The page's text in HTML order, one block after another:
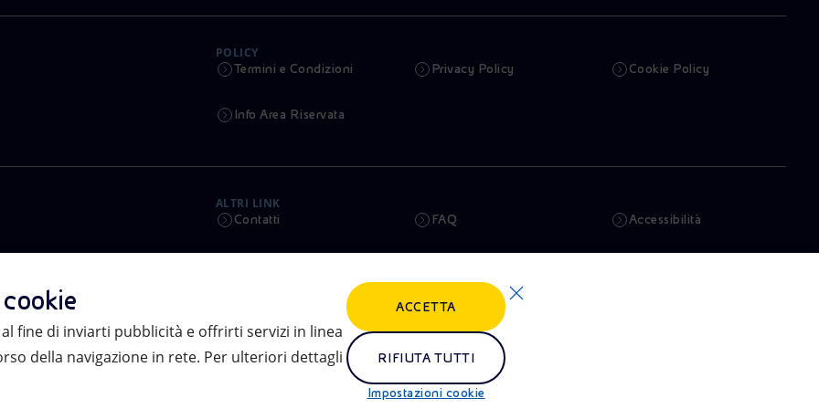
POLICY
Termini e Condizioni Privacy Policy Cookie Policy
Info Area Riservata
ALTRI LINK
Contatti FAQ Accessibilità
Truffe e Phishing
eniSpace Remit
fine di inviarti pubblicità e offrirti servizi in linea
della navigazione in rete. Per ulteriori dettagli
Impostazioni cookie
RIFIUTA TUTTI
ACCETTA